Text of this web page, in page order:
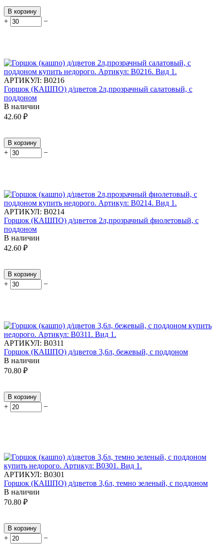
В корзину
+ −
АРТИКУЛ: В0216
Горшок (КАШПО) д/цветов 2л,прозрачный салатовый, с
поддоном
В наличии
42.60 ₽
В корзину
+ −
АРТИКУЛ: В0214
Горшок (КАШПО) д/цветов 2л,прозрачный фиолетовый, с
поддоном
В наличии
42.60 ₽
В корзину
+ −
АРТИКУЛ: В0311
Горшок (КАШПО) д/цветов 3,6л, бежевый, с поддоном
В наличии
70.80 ₽
В корзину
+ −
АРТИКУЛ: В0301
Горшок (КАШПО) д/цветов 3,6л, темно зеленый, с поддоном
В наличии
70.80 ₽
В корзину
+ −